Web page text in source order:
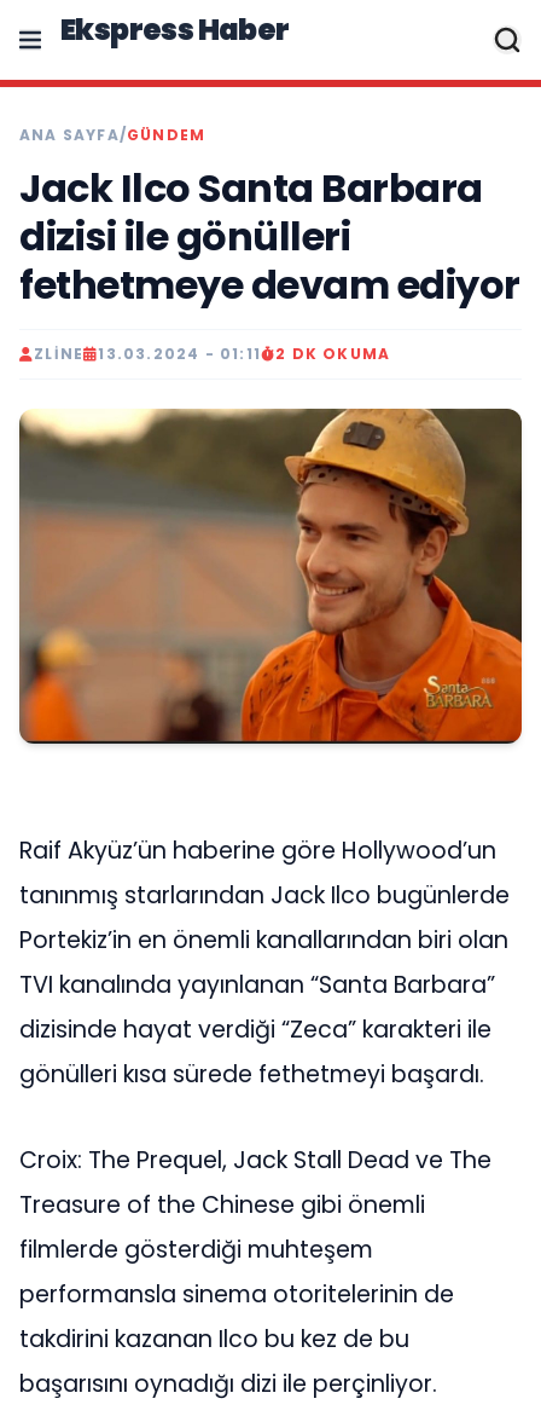
Ekspress Haber
ANA SAYFA/GÜNDEM
Jack Ilco Santa Barbara
dizisi ile gönülleri
fethetmeye devam ediyor
ZLINE 13.03.2024 - 01:11 2 DK OKUMA
Raif Akyüz’ün haberine göre Hollywood’un
tanınmış starlarından Jack Ilco bugünlerde
Portekiz’in en önemli kanallarından biri olan
TVI kanalında yayınlanan “Santa Barbara”
dizisinde hayat verdiği “Zeca” karakteri ile
gönülleri kısa sürede fethetmeyi başardı.
Croix: The Prequel, Jack Stall Dead ve The
Treasure of the Chinese gibi önemli
filmlerde gösterdiği muhteşem
performansla sinema otoritelerinin de
takdirini kazanan Ilco bu kez de bu
başarısını oynadığı dizi ile perçinliyor.